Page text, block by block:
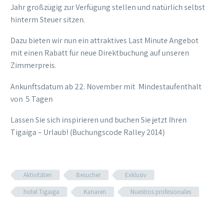
Jahr großzügig zur Verfügung stellen und natürlich selbst
hinterm Steuer sitzen.
Dazu bieten wir nun ein attraktives Last Minute Angebot
mit einen Rabatt für neue Direktbuchung auf unseren
Zimmerpreis.
Ankunftsdatum ab 22. November mit Mindestaufenthalt
von 5 Tagen
Lassen Sie sich inspirieren und buchen Sie jetzt Ihren
Tigaiga – Urlaub! (Buchungscode Ralley 2014)
Aktivitäten Besucher
Exklusiv
hotel Tigaiga
Kanaren
Nuestros profesionales